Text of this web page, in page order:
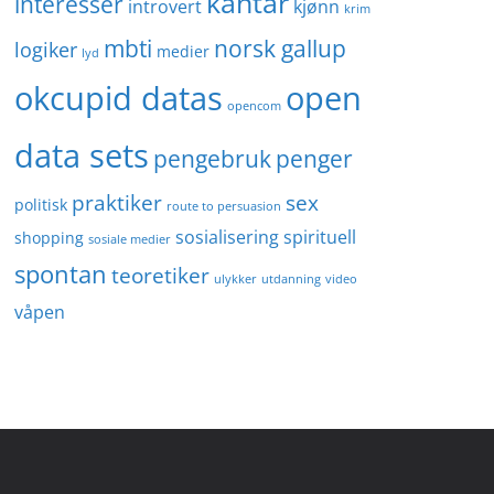
introvert kjønn krim
logiker lyd mbti medier norsk gallup
okcupid datas opencom open
data sets pengebrukpenger
politisk praktiker route to persuasion sex
shopping sosiale medier sosialiseringspirituell
spontan teoretiker ulykker utdanning video
våpen